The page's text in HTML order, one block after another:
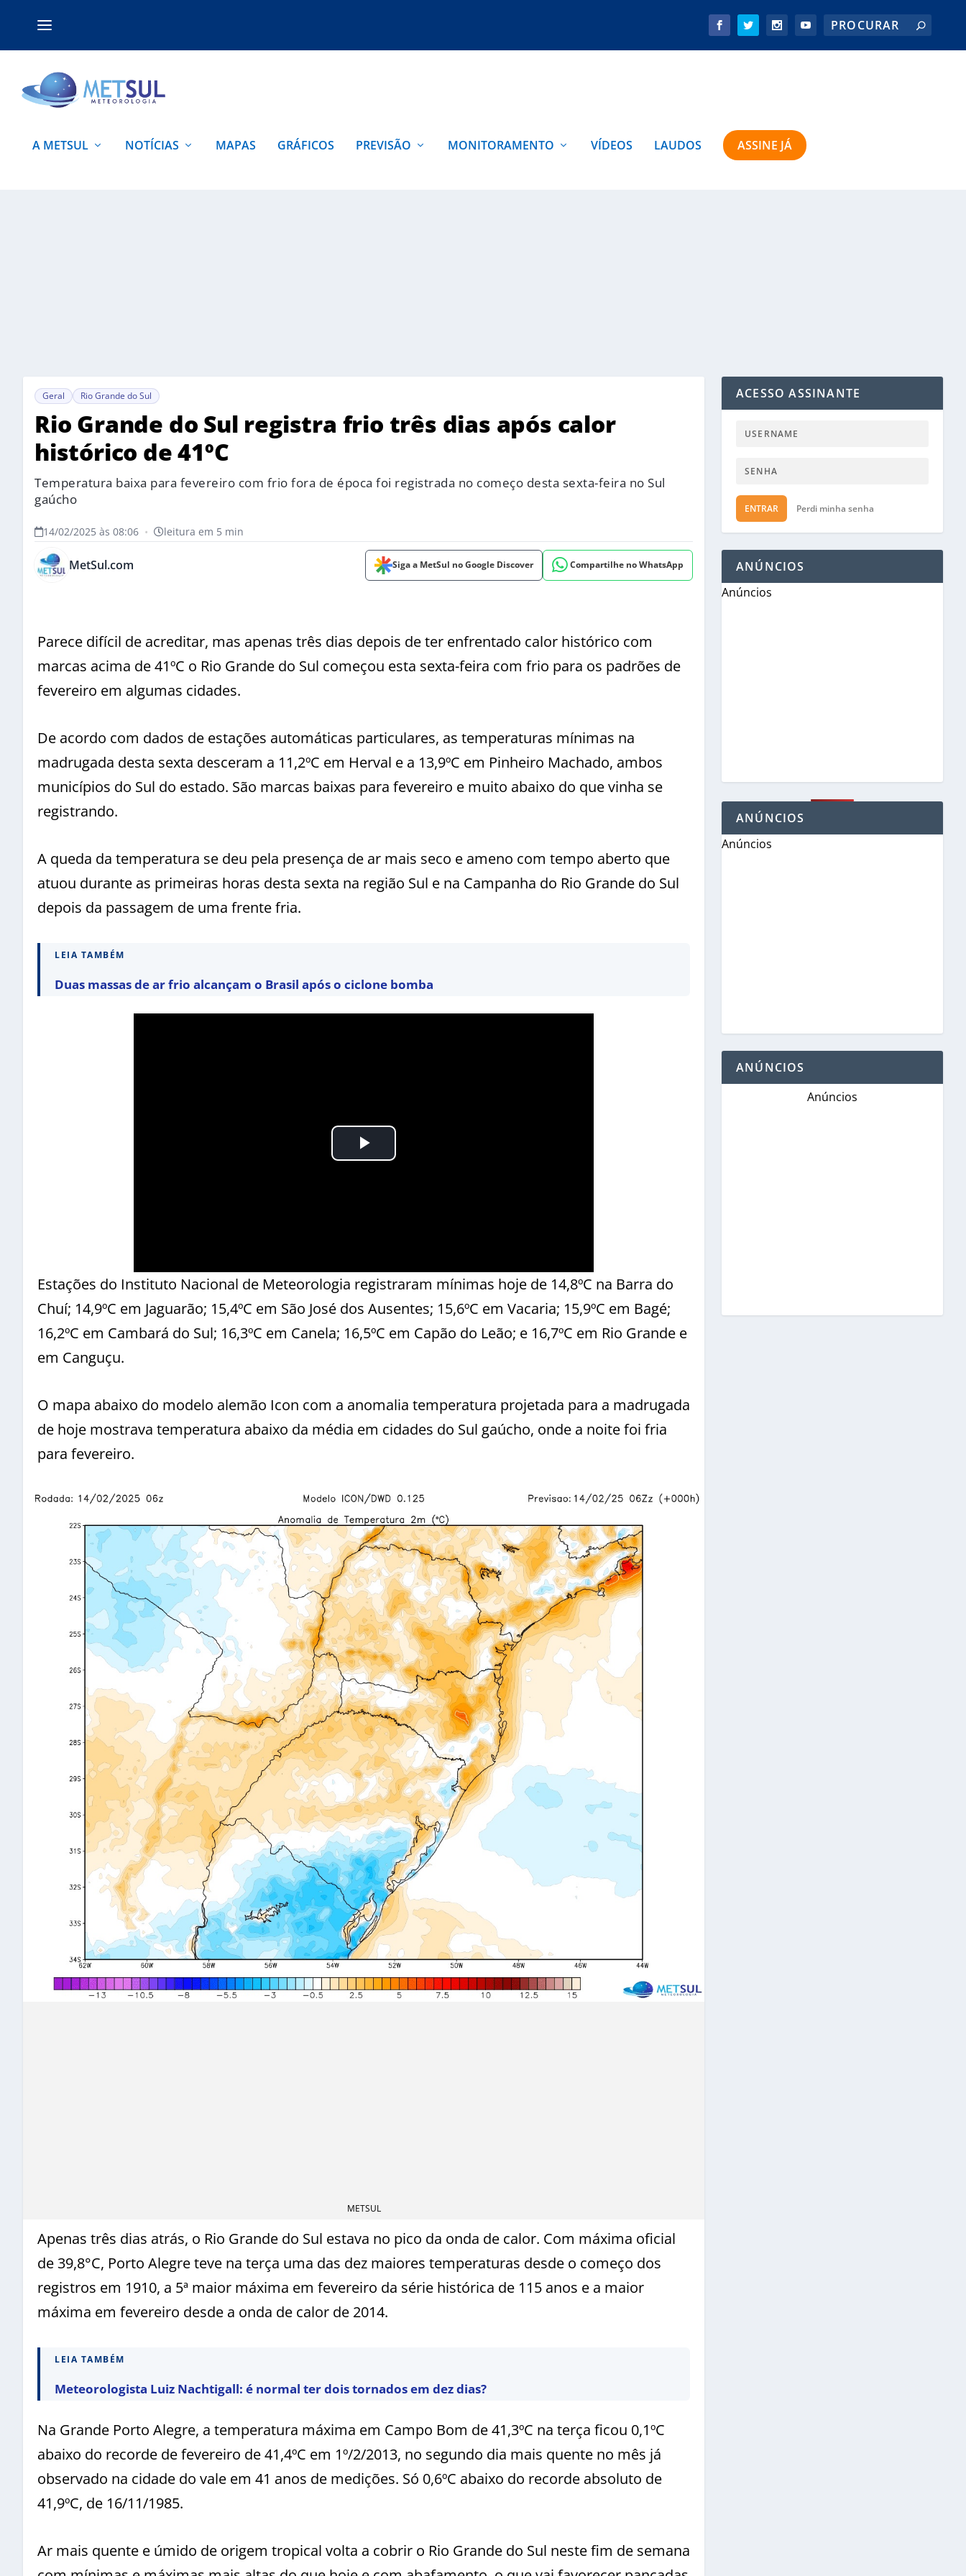
A METSUL NOTÍCIAS MAPAS GRÁFICOS PREVISÃO MONITORAMENTO VÍDEOS LAUDOS ASSINE JÁ
Geral Rio Grande do Sul
Rio Grande do Sul registra frio três dias após calor
histórico de 41ºC
Temperatura baixa para fevereiro com frio fora de época foi registrada no começo desta sexta-feira no Sul
gaúcho
14/02/2025 às 08:06 • leitura em 5 min
MetSul.com Siga a MetSul no Google Discover Compartilhe no WhatsApp
Parece difícil de acreditar, mas apenas três dias depois de ter enfrentado calor histórico com
marcas acima de 41ºC o Rio Grande do Sul começou esta sexta-feira com frio para os padrões de
fevereiro em algumas cidades.
De acordo com dados de estações automáticas particulares, as temperaturas mínimas na
madrugada desta sexta desceram a 11,2ºC em Herval e a 13,9ºC em Pinheiro Machado, ambos
municípios do Sul do estado. São marcas baixas para fevereiro e muito abaixo do que vinha se
registrando.
A queda da temperatura se deu pela presença de ar mais seco e ameno com tempo aberto que
atuou durante as primeiras horas desta sexta na região Sul e na Campanha do Rio Grande do Sul
depois da passagem de uma frente fria.
LEIA TAMBÉM
Duas massas de ar frio alcançam o Brasil após o ciclone bomba
Estações do Instituto Nacional de Meteorologia registraram mínimas hoje de 14,8ºC na Barra do
Chuí; 14,9ºC em Jaguarão; 15,4ºC em São José dos Ausentes; 15,6ºC em Vacaria; 15,9ºC em Bagé;
16,2ºC em Cambará do Sul; 16,3ºC em Canela; 16,5ºC em Capão do Leão; e 16,7ºC em Rio Grande e
em Canguçu.
O mapa abaixo do modelo alemão Icon com a anomalia temperatura projetada para a madrugada
de hoje mostrava temperatura abaixo da média em cidades do Sul gaúcho, onde a noite foi fria
para fevereiro.
METSUL
Apenas três dias atrás, o Rio Grande do Sul estava no pico da onda de calor. Com máxima oficial
de 39,8°C, Porto Alegre teve na terça uma das dez maiores temperaturas desde o começo dos
registros em 1910, a 5ª maior máxima em fevereiro da série histórica de 115 anos e a maior
máxima em fevereiro desde a onda de calor de 2014.
LEIA TAMBÉM
Meteorologista Luiz Nachtigall: é normal ter dois tornados em dez dias?
Na Grande Porto Alegre, a temperatura máxima em Campo Bom de 41,3ºC na terça ficou 0,1ºC
abaixo do recorde de fevereiro de 41,4ºC em 1º/2/2013, no segundo dia mais quente no mês já
observado na cidade do vale em 41 anos de medições. Só 0,6ºC abaixo do recorde absoluto de
41,9ºC, de 16/11/1985.
Ar mais quente e úmido de origem tropical volta a cobrir o Rio Grande do Sul neste fim de semana
ACESSO ASSINANTE
ENTRAR Perdi minha senha
ANÚNCIOS
Anúncios
ANÚNCIOS
Anúncios
ANÚNCIOS
Anúncios